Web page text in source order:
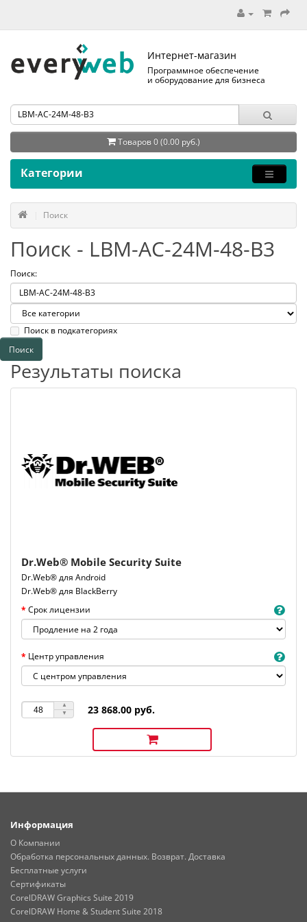
Интернет-магазин
Программное обеспечение
и оборудование для бизнеса
Товаров 0 (0.00 руб.)
Категории
Поиск
Поиск - LBM-AC-24M-48-B3
Поиск:
Поиск в подкатегориях
Результаты поиска
Dr.Web® Mobile Security Suite
Dr.Web® для Android
Dr.Web® для BlackBerry
Срок лицензии
Центр управления
23 868.00 руб.
Информация
О Компании
Обработка персональных данных. Возврат. Доставка
Бесплатные услуги
Сертификаты
CorelDRAW Graphics Suite 2019
CorelDRAW Home & Student Suite 2018